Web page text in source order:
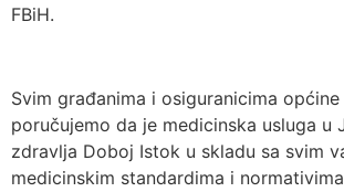
FBiH.
Svim građanima i osiguranicima
poručujemo da je medicinska usluga u
zdravlja Doboj Istok u skladu sa svim
medicinskim standardima i